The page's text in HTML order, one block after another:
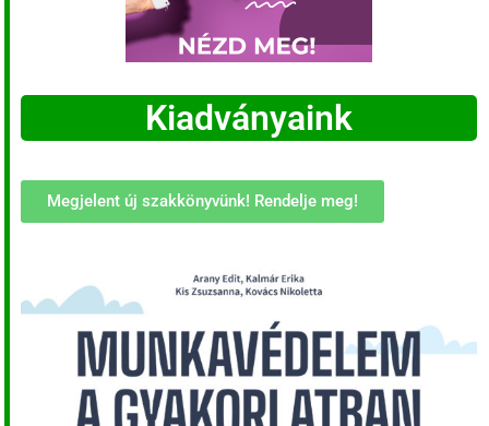
Kiadványaink
Megjelent új szakkönyvünk! Rendelje meg!